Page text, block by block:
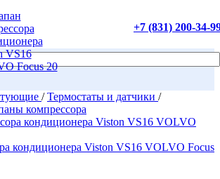
+7 (831) 200-34-
/ Термостаты и датчики /
компрессора
кондиционера Viston VS16 VOLVO Focus